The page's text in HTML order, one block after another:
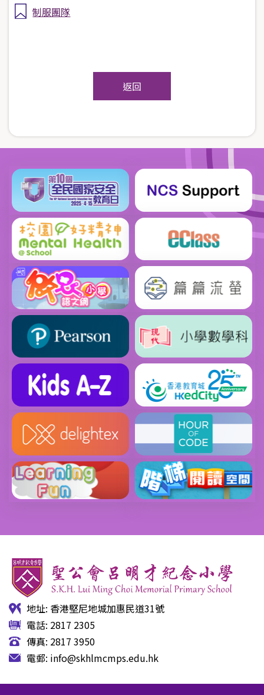
制服團隊
返回
地址: 香港堅尼地城加惠民道31號
電話: 2817 2305
傳真: 2817 3950
電郵: info@skhlmcmps.edu.hk